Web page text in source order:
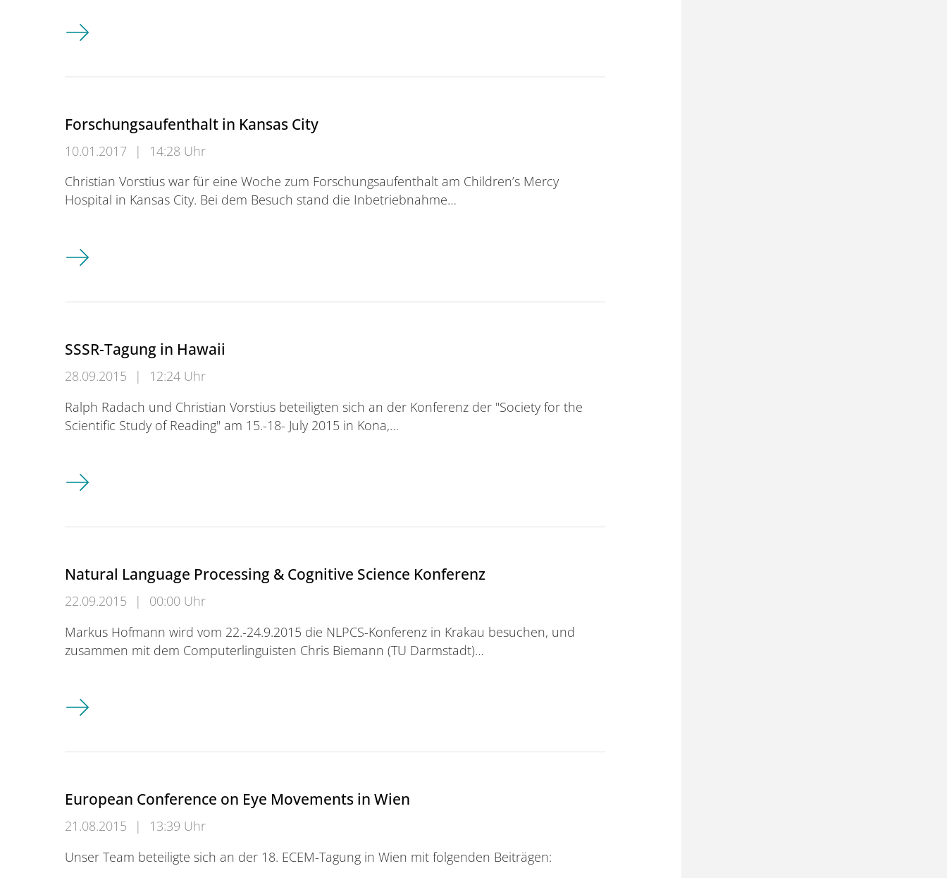
European Conference on Eye Movements 2017 in Wuppertal: Call for submissions
Forschungsaufenthalt in Kansas City
10.01.2017 |
14:28 Uhr
Christian Vorstius war für eine Woche zum Forschungsaufenthalt am Children’s Mercy
Hospital in Kansas City. Bei dem Besuch stand die Inbetriebnahme…
Forschungsaufenthalt in Kansas City
SSSR-Tagung in Hawaii
28.09.2015 |
12:24 Uhr
Ralph Radach und Christian Vorstius beteiligten sich an der Konferenz der "Society for the
Scientific Study of Reading" am 15.-18- July 2015 in Kona,…
SSSR-Tagung in Hawaii
Natural Language Processing & Cognitive Science Konferenz
22.09.2015 |
00:00 Uhr
Markus Hofmann wird vom 22.-24.9.2015 die NLPCS-Konferenz in Krakau besuchen, und
zusammen mit dem Computerlinguisten Chris Biemann (TU Darmstadt)…
Natural Language Processing & Cognitive Science Konferenz
European Conference on Eye Movements in Wien
21.08.2015 |
13:39 Uhr
Unser Team beteiligte sich an der 18. ECEM-Tagung in Wien mit folgenden Beiträgen: